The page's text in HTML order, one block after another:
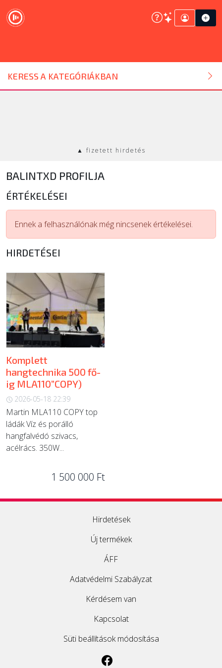
KERESS A KATEGÓRIÁKBAN
DJ ESZKÖZ
HANGTECHNIKA
EGYÉB
SZOLGÁLTATÁSOK
▲ fizetett hirdetés
BALINTXD PROFILJA
ÉRTÉKELÉSEI
Ennek a felhasználónak még nincsenek értékelései.
HIRDETÉSEI
Komplett
hangtechnika 500 fő-
ig MLA110”COPY)
2026-05-18 22:39
Martin MLA110 COPY top
ládák Víz és porálló
hangfalvédó szivacs,
acélrács. 350W...
1 500 000 Ft
Hirdetések
Új termékek
ÁFF
Adatvédelmi Szabályzat
Kérdésem van
Kapcsolat
Süti beállítások módosítása